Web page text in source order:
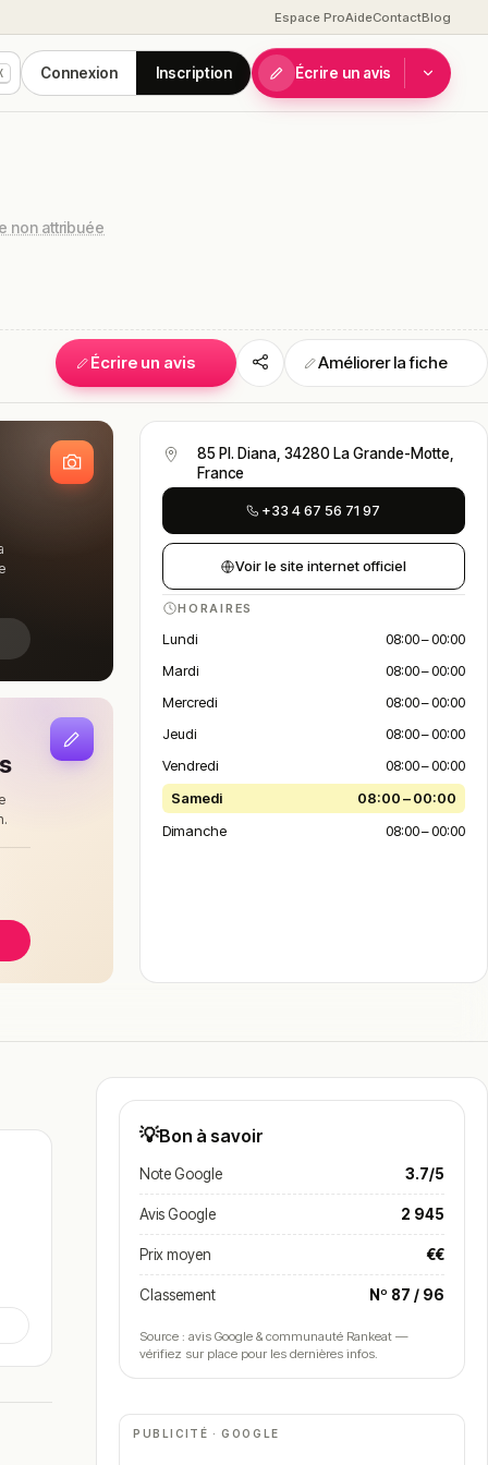
Espace ProAideContactBlog
Connexion Inscription Écrire un avis
non attribuée
Écrire un avis Améliorer la fiche
85 Pl. Diana, 34280 La Grande-Motte,
France
+33 4 67 56 71 97
Voir le site internet officiel
HORAIRES
Lundi
08:00 – 00:00
Mardi
08:00 – 00:00
Mercredi
08:00 – 00:00
Jeudi
08:00 – 00:00
Vendredi
08:00 – 00:00
Samedi
08:00 – 00:00
Dimanche
08:00 – 00:00
💡Bon à savoir
Note Google 3.7/5
Avis Google 2 945
Prix moyen €€
Classement Nº 87 / 96
Source : avis Google & communauté Rankeat —
vérifiez sur place pour les dernières infos.
PUBLICITÉ · GOOGLE